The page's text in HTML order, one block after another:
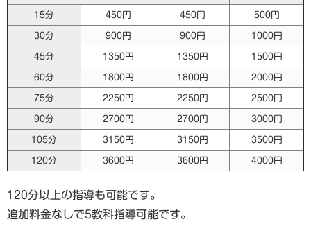
15分 450円 450円 500円
30分 900円 900円 1000円
45分 1350円 1350円 1500円
60分 1800円 1800円 2000円
75分 2250円 2250円 2500円
90分 2700円 2700円 3000円
105分 3150円 3150円 3500円
120分 3600円 3600円 4000円
120分以上の指導も可能です。
追加料金なしで5教科指導可能です。